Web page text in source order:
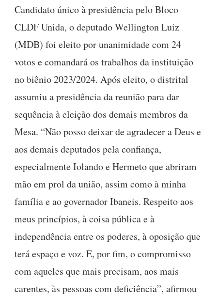
Candidato único à presidência pelo Bloco
CLDF Unida, o deputado Wellington Luiz
(MDB) foi eleito por unanimidade com 24
votos e comandará os trabalhos da instituição
no biênio 2023/2024. Após eleito, o distrital
assumiu a presidência da reunião para dar
sequência à eleição dos demais membros da
Mesa. “Não posso deixar de agradecer a Deus e
aos demais deputados pela confiança,
especialmente Iolando e Hermeto que abriram
mão em prol da união, assim como à minha
família e ao governador Ibaneis. Respeito aos
meus princípios, à coisa pública e à
independência entre os poderes, à oposição que
terá espaço e voz. E, por fim, o compromisso
com aqueles que mais precisam, aos mais
carentes, às pessoas com deficiência”, afirmou